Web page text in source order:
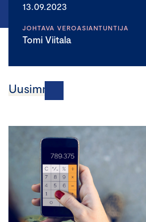
13.09.2023
JOHTAVA VEROASIANTUNTIJA
Tomi Viitala
Uusimmat